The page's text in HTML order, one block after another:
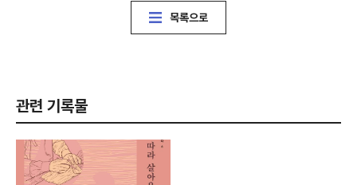
목록으로
관련 기록물